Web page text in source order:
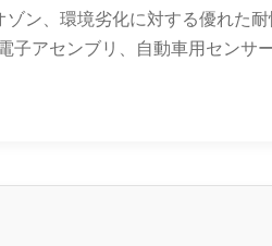
ン、環境劣化に対する優れた耐
子アセンブリ、自動車用センサ